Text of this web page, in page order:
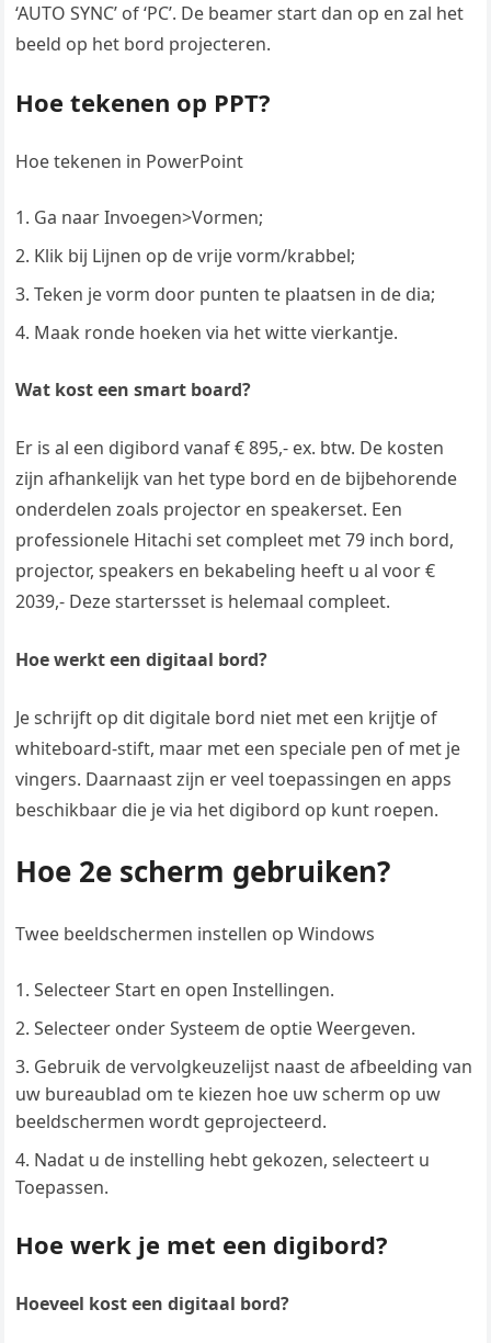
‘AUTO SYNC’ of ‘PC’. De beamer start dan op en zal het
beeld op het bord projecteren.
Hoe tekenen op PPT?
Hoe tekenen in PowerPoint
Ga naar Invoegen>Vormen;
Klik bij Lijnen op de vrije vorm/krabbel;
Teken je vorm door punten te plaatsen in de dia;
Maak ronde hoeken via het witte vierkantje.
Wat kost een smart board?
Er is al een digibord vanaf € 895,- ex. btw. De kosten
zijn afhankelijk van het type bord en de bijbehorende
onderdelen zoals projector en speakerset. Een
professionele Hitachi set compleet met 79 inch bord,
projector, speakers en bekabeling heeft u al voor €
2039,- Deze startersset is helemaal compleet.
Hoe werkt een digitaal bord?
Je schrijft op dit digitale bord niet met een krijtje of
whiteboard-stift, maar met een speciale pen of met je
vingers. Daarnaast zijn er veel toepassingen en apps
beschikbaar die je via het digibord op kunt roepen.
Hoe 2e scherm gebruiken?
Twee beeldschermen instellen op Windows
Selecteer Start en open Instellingen.
Selecteer onder Systeem de optie Weergeven.
Gebruik de vervolgkeuzelijst naast de afbeelding van
uw bureaublad om te kiezen hoe uw scherm op uw
beeldschermen wordt geprojecteerd.
Nadat u de instelling hebt gekozen, selecteert u
Toepassen.
Hoe werk je met een digibord?
Hoeveel kost een digitaal bord?